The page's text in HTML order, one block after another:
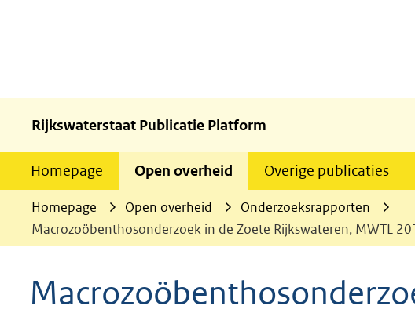
Rijkswaterstaat Publicatie Platform
Homepage Open overheid Overige publicaties
Homepage Open overheid
Onderzoeksrapporten
Macrozoöbenthosonderzoek in de Zoete Rijkswateren, MWTL